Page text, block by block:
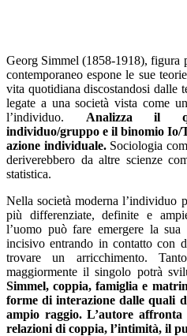
Georg Simmel (1858-1918), figura
contemporaneo espone le sue
vita quotidiana discostandosi dalle
legate a una società vista come
l’individuo. Analizza il
individuo/gruppo e il binomio Io/
azione individuale.Sociologia
deriverebbero da altre scienze
statistica.
Nella società moderna l’individuo
più differenziate, definite e
l’uomo può fare emergere la
incisivo entrando in contatto con
trovare un arricchimento.
maggiormente il singolo potrà
Simmel, coppia, famiglia e
forme di interazione dalle quali
ampio raggio. L’autore affronta
relazioni di coppia, l’intimità, il